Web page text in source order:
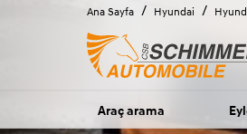
Ana Sayfa / Hyundai /
Araç arama